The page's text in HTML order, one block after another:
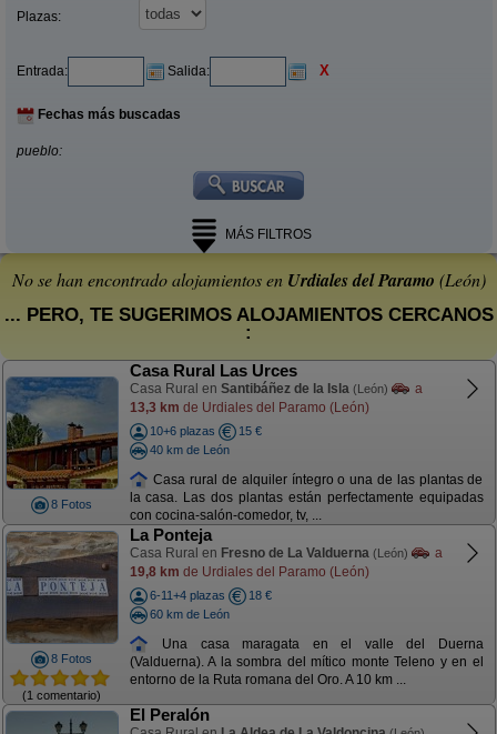
Plazas:
Entrada: Salida: X
Fechas más buscadas
pueblo:
MÁS FILTROS
No se han encontrado alojamientos en Urdiales del Paramo (León)
... PERO, TE SUGERIMOS ALOJAMIENTOS CERCANOS
:
8 Fotos
Casa Rural Las Urces
Casa Rural en Santibáñez de la Isla (León)
a
13,3 km de Urdiales del Paramo (León)
10+6 plazas
15 €
40 km de León
Casa rural de alquiler íntegro o una de las plantas de
la casa. Las dos plantas están perfectamente equipadas
con cocina-salón-comedor, tv, ...
8 Fotos
(1 comentario)
La Ponteja
Casa Rural en Fresno de La Valduerna (León)
a
19,8 km de Urdiales del Paramo (León)
6-11+4 plazas
18 €
60 km de León
Una casa maragata en el valle del Duerna
(Valduerna). A la sombra del mítico monte Teleno y en el
entorno de la Ruta romana del Oro. A 10 km ...
El Peralón